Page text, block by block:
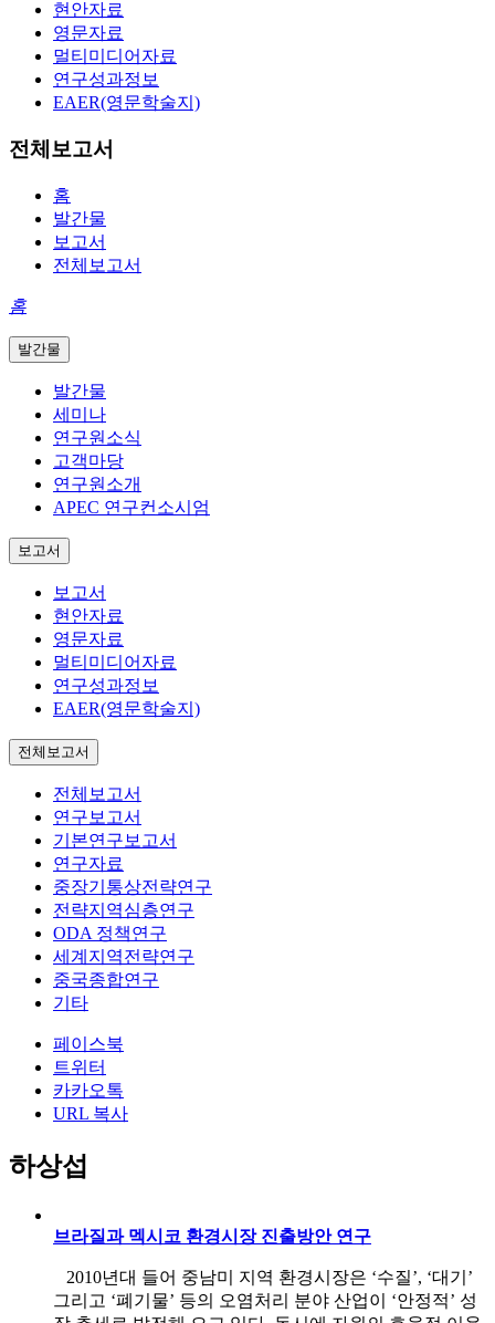
현안자료
영문자료
멀티미디어자료
연구성과정보
EAER(영문학술지)
전체보고서
홈
발간물
보고서
전체보고서
홈
발간물
발간물
세미나
연구원소식
고객마당
연구원소개
APEC 연구컨소시엄
보고서
보고서
현안자료
영문자료
멀티미디어자료
연구성과정보
EAER(영문학술지)
전체보고서
전체보고서
연구보고서
기본연구보고서
연구자료
중장기통상전략연구
전략지역심층연구
ODA 정책연구
세계지역전략연구
중국종합연구
기타
페이스북
트위터
카카오톡
URL 복사
하상섭
브라질과 멕시코 환경시장 진출방안 연구
2010년대 들어 중남미 지역 환경시장은 ‘수질’, ‘대기’
그리고 ‘폐기물’ 등의 오염처리 분야 산업이 ‘안정적’ 성